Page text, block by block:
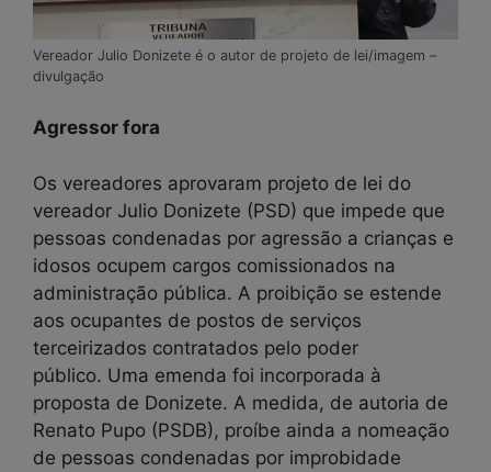
Vereador Julio Donizete é o autor de projeto de lei/imagem –
divulgação
Agressor fora
Os vereadores aprovaram projeto de lei do
vereador Julio Donizete (PSD) que impede que
pessoas condenadas por agressão a crianças e
idosos ocupem cargos comissionados na
administração pública. A proibição se estende
aos ocupantes de postos de serviços
terceirizados contratados pelo poder
público. Uma emenda foi incorporada à
proposta de Donizete. A medida, de autoria de
Renato Pupo (PSDB), proíbe ainda a nomeação
de pessoas condenadas por improbidade